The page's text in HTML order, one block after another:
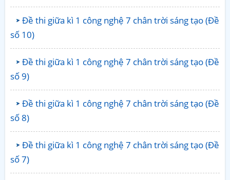
Đề thi giữa kì 1 công nghệ 7 chân trời sáng tạo (Đề
số 10)
Đề thi giữa kì 1 công nghệ 7 chân trời sáng tạo (Đề
số 9)
Đề thi giữa kì 1 công nghệ 7 chân trời sáng tạo (Đề
số 8)
Đề thi giữa kì 1 công nghệ 7 chân trời sáng tạo (Đề
số 7)